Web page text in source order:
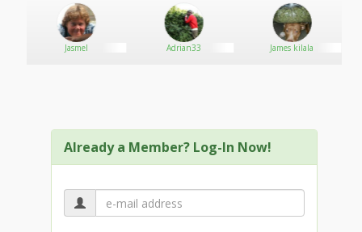
resmi berikut: http://siap46.app/
Jasmel Adrian33 James kilala
Already a Member? Log-In Now!